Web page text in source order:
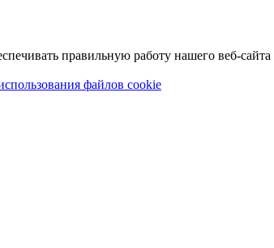
правильную работу нашего веб-сайта
файлов cookie